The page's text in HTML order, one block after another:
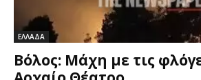
ΕΛΛΑΔΑ
Βόλος: Μάχη με τις